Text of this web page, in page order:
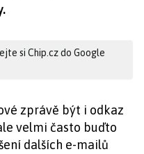
si Chip.cz do Google
zprávě být i odkaz
velmi často buďto
dalších e-mailů